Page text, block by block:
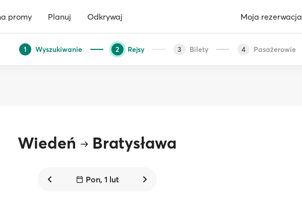
promy Planuj Odkrywaj Moja rezerwacja
1 Wyszukiwanie 2 Rejsy 3 Bilety 4 Pasażerowie
Wiedeń Bratysława
Pon, 1 lut